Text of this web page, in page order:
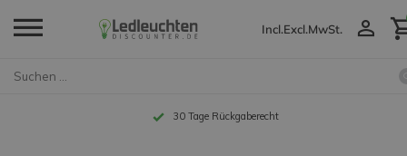
Incl.Excl.MwSt.
30 Tage Rückgaberecht